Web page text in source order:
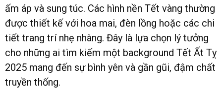
ấm áp và sung túc. Các hình nền Tết vàng thường
được thiết kế với hoa mai, đèn lồng hoặc các chi
tiết trang trí nhẹ nhàng. Đây là lựa chọn lý tưởng
cho những ai tìm kiếm một background Tết Ất Tỵ
2025 mang đến sự bình yên và gần gũi, đậm chất
truyền thống.